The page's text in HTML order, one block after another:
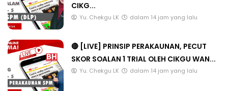
CIKG...
Yu. Chekgu LK dalam 14 jam yang lalu
🔴 [LIVE] PRINSIP PERAKAUNAN, PECUT
SKOR SOALAN 1 TRIAL OLEH CIKGU WAN...
Yu. Chekgu LK dalam 14 jam yang lalu